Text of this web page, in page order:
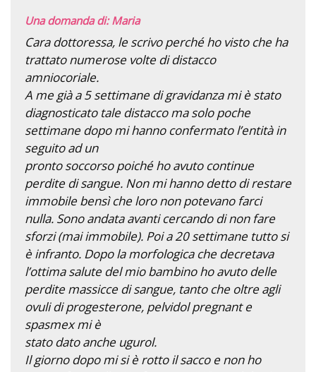
Una domanda di: Maria
Cara dottoressa, le scrivo perché ho visto che ha
trattato numerose volte di distacco
amniocoriale.
A me già a 5 settimane di gravidanza mi è stato
diagnosticato tale distacco ma solo poche
settimane dopo mi hanno confermato l’entità in
seguito ad un
pronto soccorso poiché ho avuto continue
perdite di sangue. Non mi hanno detto di restare
immobile bensì che loro non potevano farci
nulla. Sono andata avanti cercando di non fare
sforzi (mai immobile). Poi a 20 settimane tutto si
è infranto. Dopo la morfologica che decretava
l’ottima salute del mio bambino ho avuto delle
perdite massicce di sangue, tanto che oltre agli
ovuli di progesterone, pelvidol pregnant e
spasmex mi è
stato dato anche ugurol.
Il giorno dopo mi si è rotto il sacco e non ho